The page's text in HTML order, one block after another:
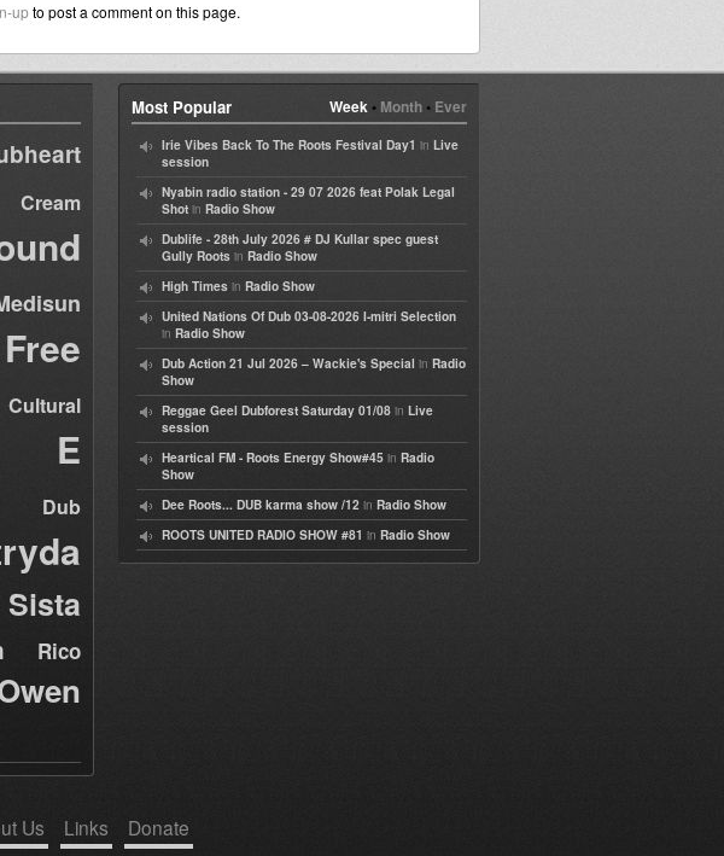
upto post a comment on this page.
Free
Cultural
E
Dub
Sista
Rico
Week• Month• Ever
Most Popular
Irie Vibes Back To The Roots Festival Day1 in Live
session
Nyabin radio station - 29 07 2026 feat Polak Legal
Shot in Radio Show
Dublife - 28th July 2026 # DJ Kullar spec guest
Gully Roots in Radio Show
High Times in Radio Show
United Nations Of Dub 03-08-2026 I-mitri Selection
in Radio Show
Dub Action 21 Jul 2026 – Wackie's Special in Radio
Show
Reggae Geel Dubforest Saturday 01/08 in Live
session
Heartical FM - Roots Energy Show#45 in Radio
Show
Dee Roots... DUB karma show /12 in Radio Show
ROOTS UNITED RADIO SHOW #81 in Radio Show
Us Links Donate